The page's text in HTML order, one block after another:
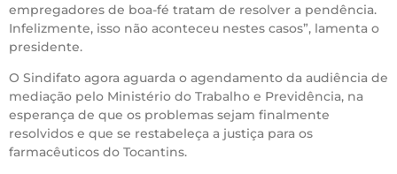
empregadores de boa-fé tratam de resolver a pendência.
Infelizmente, isso não aconteceu nestes casos”, lamenta o
presidente.
O Sindifato agora aguarda o agendamento da audiência de
mediação pelo Ministério do Trabalho e Previdência, na
esperança de que os problemas sejam finalmente
resolvidos e que se restabeleça a justiça para os
farmacêuticos do Tocantins.